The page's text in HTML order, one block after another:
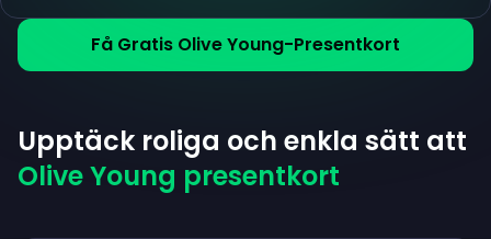
Få Gratis Olive Young-Presentkort
Upptäck roliga och enkla sätt att
Olive Young presentkort